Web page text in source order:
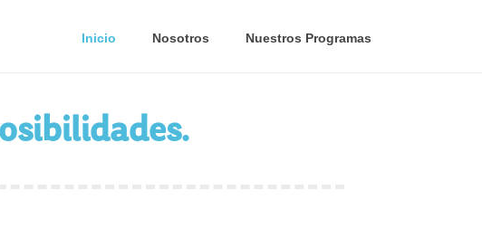
Inicio Nosotros Nuestros Programas